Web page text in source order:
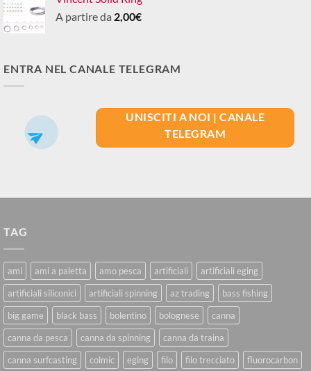
A partire da 2,00€
ENTRA NEL CANALE TELEGRAM
UNISCITI A NOI | CANALE
TELEGRAM
TAG
ami ami a paletta amo pesca artificiali
artificiali eging
artificiali siliconici
artificiali spinning az trading
bass fishing
big game
black bass bolentino bolognese
canna
canna da pesca
canna da spinning
canna da traina
canna surfcasting
colmic eging filo filo trecciato fluorocarbon